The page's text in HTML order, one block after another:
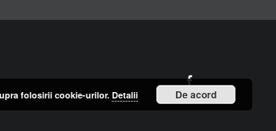
Facebook
folosirii cookie-urilor. Detalii De acord